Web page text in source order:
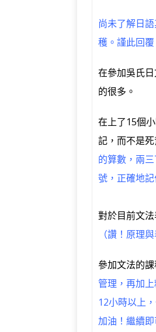
尚未了解日
穫。謹此回
在參加吳氏
的很多。
在上了15個
記，而不是死
的算數，兩
號，正確地
對於目前文
（讚！原理
參加文法的
管理，再加
12小時以上
加油！繼續即